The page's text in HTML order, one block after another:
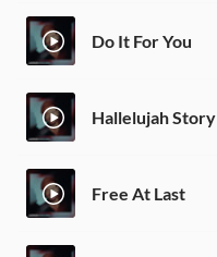
Do It For You
Hallelujah Story
Free At Last